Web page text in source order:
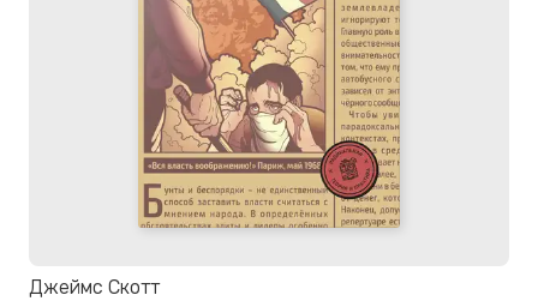
Джеймс Скотт